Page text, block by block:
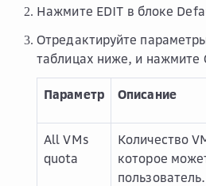
Нажмите EDIT в блоке
Отредактируйте
таблицах ниже, и нажмите
Параметр Описание
All VMs
quota
Количество
которое